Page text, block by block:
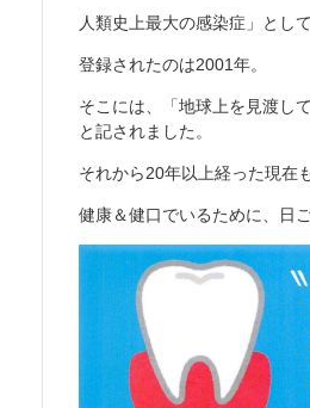
人類史上最大の感染症」とし
登録されたのは2001年。
そこには、「地球上を見渡し
と記されました。
それから20年以上経った現在
健康＆健口でいるために、日